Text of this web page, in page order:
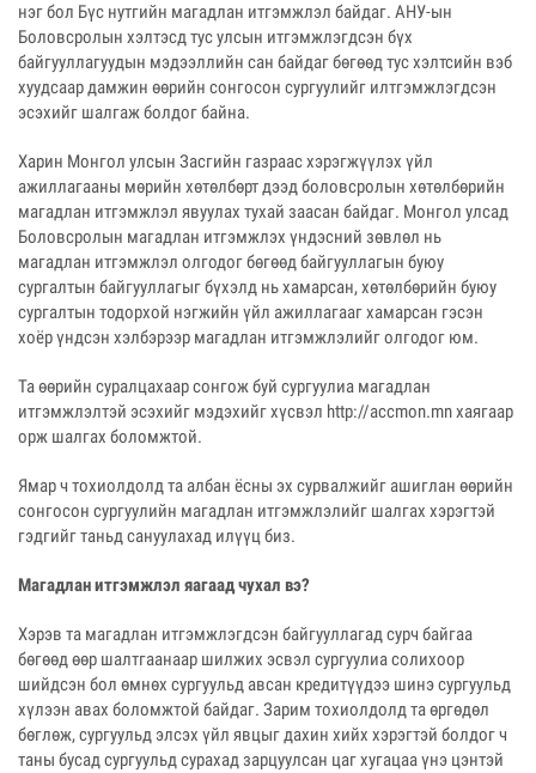
нэг бол Бүс нутгийн магадлан итгэмжлэл байдаг. АНУ-ын
Боловсролын хэлтэсд тус улсын итгэмжлэгдсэн бүх
байгууллагуудын мэдээллийн сан байдаг бөгөөд тус хэлтсийн вэб
хуудсаар дамжин өөрийн сонгосон сургуулийг илтгэмжлэгдсэн
эсэхийг шалгаж болдог байна.
Харин Монгол улсын Засгийн газраас хэрэгжүүлэх үйл
ажиллагааны мөрийн хөтөлбөрт дээд боловсролын хөтөлбөрийн
магадлан итгэмжлэл явуулах тухай заасан байдаг. Монгол улсад
Боловсролын магадлан итгэмжлэх үндэсний зөвлөл нь
магадлан итгэмжлэл олгодог бөгөөд байгууллагын буюу
сургалтын байгууллагыг бүхэлд нь хамарсан, хөтөлбөрийн буюу
сургалтын тодорхой нэгжийн үйл ажиллагааг хамарсан гэсэн
хоёр үндсэн хэлбэрээр магадлан итгэмжлэлийг олгодог юм.
Та өөрийн суралцахаар сонгож буй сургуулиа магадлан
итгэмжлэлтэй эсэхийг мэдэхийг хүсвэл http://accmon.mn хаягаар
орж шалгах боломжтой.
Ямар ч тохиолдолд та албан ёсны эх сурвалжийг ашиглан өөрийн
сонгосон сургуулийн магадлан итгэмжлэлийг шалгах хэрэгтэй
гэдгийг таньд сануулахад илүүц биз.
Магадлан итгэмжлэл яагаад чухал вэ?
Хэрэв та магадлан итгэмжлэгдсэн байгууллагад сурч байгаа
бөгөөд өөр шалтгаанаар шилжих эсвэл сургуулиа солихоор
шийдсэн бол өмнөх сургуульд авсан кредитүүдээ шинэ сургуульд
хүлээн авах боломжтой байдаг. Зарим тохиолдолд та өргөдөл
бөглөж, сургуульд элсэх үйл явцыг дахин хийх хэрэгтэй болдог ч
таны бусад сургуульд сурахад зарцуулсан цаг хугацаа үнэ цэнтэй